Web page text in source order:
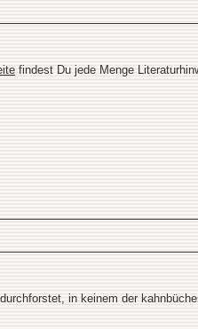
findest Du jede Menge
in keinem der